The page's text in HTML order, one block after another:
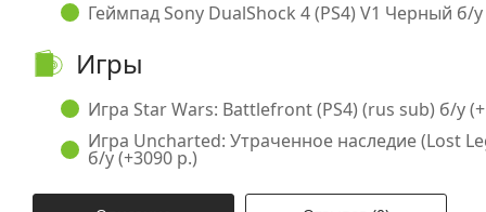
Геймпад Sony DualShock 4 (PS4) V1 Черный б/у
Игры
Игра Star Wars: Battlefront (PS4) (rus sub) б/у
Игра Uncharted: Утраченное наследие (Lost
б/у (+3090 р.)